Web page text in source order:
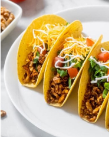
足感も得られます。は
てどうぞ♪